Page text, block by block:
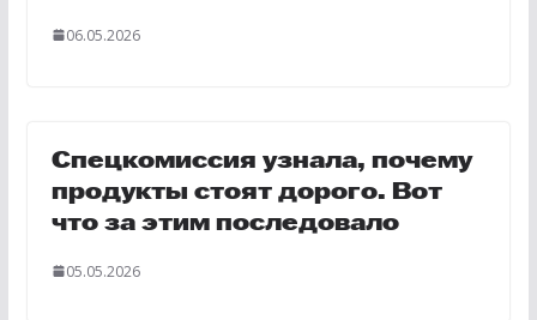
06.05.2026
Спецкомиссия узнала, почему
продукты стоят дорого. Вот
что за этим последовало
05.05.2026